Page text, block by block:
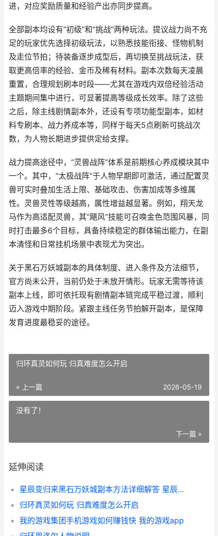
进，对应奖励质量和经验产出亦同步提高。
全部副本均设有“初级”和“挑战”两种玩法。提议战力尚不充
足的玩家优先选择初级玩法，以熟悉技能衔接、怪物机制
及走位节拍；待装备逐步成型后，再切换至挑战玩法，获
取更高倍率的经验、金币及稀有材料。副本次数每天凌晨
重置，合理规划刷本时段——尤其在游戏内双倍经验活动
主题期间集中进行，可显著提高等级成长效率。除了这些
之后，除主线剧情副本外，还设有专项功能型副本，如材
料专刷本、战力养成本等，同样于每天5点刷新可挑战次
数，为人物长期进步提供定给支撑。
战力提高途径中，“灵兽战阵”体系是前期核心养成模块其中
一个。其中，“太极战阵”于人物早期即可激活，通过配置灵
兽可实时叠加生活上限、基础攻击、伤害加成等多维属
性。灵兽灵性等级越高，属性增益越显著。例如，翔天龙
马作为高适配灵兽，其“飓风”技能可召唤金色范围风暴，同
时打击最多6个目标，具备持续稳定的群体输出能力，在副
本清怪和日常挂机场景中表现尤为突出。
关于黑石万妖城副本的具体制度、进入条件及方法细节，
官方尚未公开，当前仍处于未放开情形。玩家无需等待该
副本上线，即可依托现有剧情副本链完成平稳过渡，顺利
迈入游戏中期阶段。紧跟主线任务节拍解开副本，是保障
发育进度最稳妥的途径。
归环真灵如何玩 归真难度怎么开启
« 上一篇 2026-05-19
没有了！
下一篇 »
延伸阅读
星辰变归来黑石万妖城副本方法详细解答 星辰变中黑羽
归环真灵如何玩 归真难度怎么开启
我的游戏集团手机游戏如何赚钱快 我的游戏app